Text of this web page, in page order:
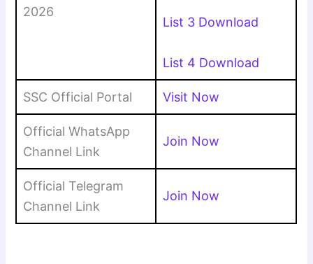
2026
List 3 Download
List 4 Download
SSC Official Portal Visit Now
Official WhatsApp
Channel Link
Join Now
Official Telegram
Channel Link
Join Now